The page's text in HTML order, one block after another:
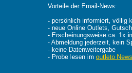
Vorteile der Email-News:
- persönlich informiert, völlig
- neue Online Outlets,
- Erscheinungsweise ca. 1x
- Abmeldung jederzeit, kein
- keine Datenweitergabe
- Probe lesen im outleto